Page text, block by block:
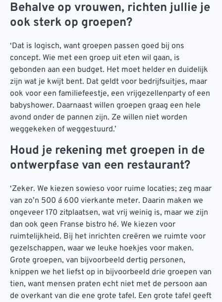
Behalve op vrouwen, richten jullie je
ook sterk op groepen?
‘Dat is logisch, want groepen passen goed bij ons
concept. Wie met een groep uit eten wil gaan, is
gebonden aan een budget. Het moet helder en duidelijk
zijn wat je kwijt bent. Dat geldt voor bedrijfsuitjes, maar
ook voor een familiefeestje, een vrijgezellenparty of een
babyshower. Daarnaast willen groepen graag een hele
avond onder de pannen zijn. Ze willen niet worden
weggekeken of weggestuurd.’
Houd je rekening met groepen in de
ontwerpfase van een restaurant?
‘Zeker. We kiezen sowieso voor ruime locaties; zeg maar
van zo’n 500 á 600 vierkante meter. Daarin maken we
ongeveer 170 zitplaatsen, wat vrij weinig is, maar we zijn
dan ook geen Franse bistro hé. We kiezen voor
ruimtelijkheid. Bij het inrichten creëren we ruimte voor
gezelschappen, waar we leuke hoekjes voor maken.
Grote groepen, van bijvoorbeeld dertig personen,
knippen we het liefst op in bijvoorbeeld drie groepen van
tien, want mensen praten echt niet met de persoon aan
de overkant van die ene grote tafel. Een grote tafel geeft